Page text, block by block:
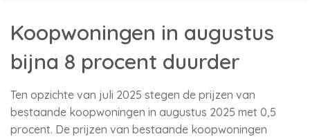
Koopwoningen in augustus
bijna 8 procent duurder
Ten opzichte van juli 2025 stegen de prijzen van
bestaande koopwoningen in augustus 2025 met 0,5
procent. De prijzen van bestaande koopwoningen